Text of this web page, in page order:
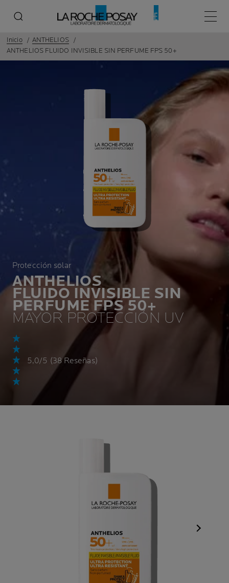
Menú
Inicio
ANTHELIOS
ANTHELIOS FLUIDO INVISIBLE SIN PERFUME FPS 50+
Protección solar
ANTHELIOS
FLUIDO INVISIBLE SIN
PERFUME FPS 50+
MAYOR PROTECCIÓN UV
5,0/5 (38 Reseñas)
Panel